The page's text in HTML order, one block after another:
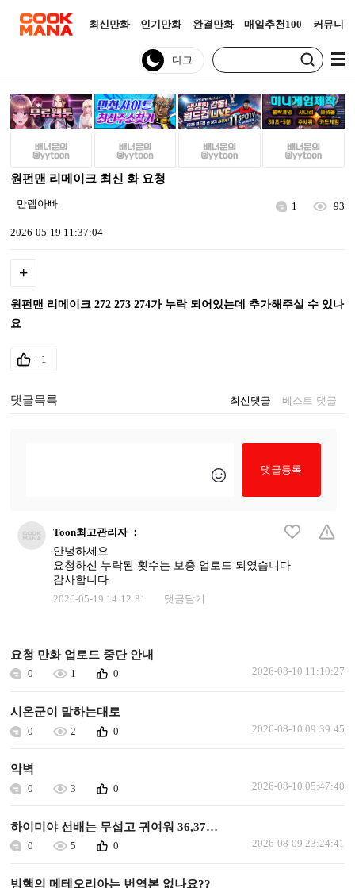
최신만화 인기만화 완결만화 매일추천100 커뮤니티
원펀맨 리메이크 최신 화 요청
만렙아빠 1 93
2026-05-19 11:37:04
+
원펀맨 리메이크 272 273 274가 누락 되어있는데 추가해주실 수 있나
요
+ 1
댓글목록 최신댓글 베스트 댓글
댓글등록
Toon최고관리자 ：
안녕하세요
요청하신 누락된 횟수는 보충 업로드 되였습니다
감사합니다
2026-05-19 14:12:31
댓글달기
요청 만화 업로드 중단 안내
0 1 0 2026-08-10 11:10:27
시온군이 말하는대로
0 2 0 2026-08-10 09:39:45
악벽
0 3 0 2026-08-10 05:47:40
하이미야 선배는 무섭고 귀여워 36,37화 업뎃 요청
0 5 0 2026-08-09 23:24:41
빙핵의 메테오리아는 번역본 없나요??